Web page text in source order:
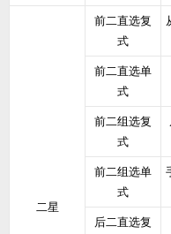
二星
前二直选复
式
前二直选单
式
前二组选复
式
前二组选单
式
后二直选复